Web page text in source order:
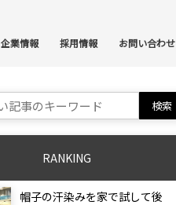
企業情報 採用情報 お問い合わせ
RANKING
帽子の汗染みを家で試して後